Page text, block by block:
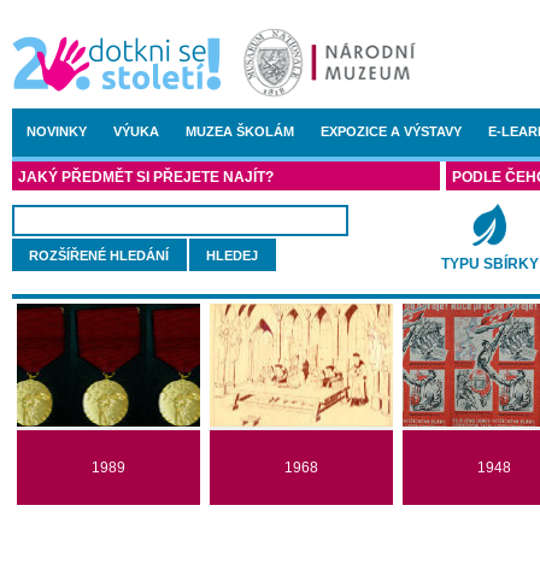
NOVINKY VÝUKA MUZEA ŠKOLÁM EXPOZICE A VÝSTAVY E-
JAKÝ PŘEDMĚT SI PŘEJETE NAJÍT?
ROZŠÍŘENÉ HLEDÁNÍ
PODLE
TYPU SBÍRKY
1989 1968 1948